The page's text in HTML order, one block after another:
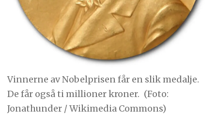
Vinnerne av Nobelprisen får en slik medalje.
De får også ti millioner kroner. (Foto:
Jonathunder / Wikimedia Commons)